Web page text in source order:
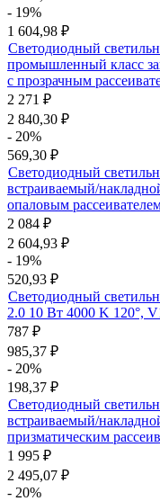
- 19%
1 604,98 ₽
Светодиодный
промышленный класс
с прозрачным
2 271 ₽
2 840,30 ₽
- 20%
569,30 ₽
Светодиодный
встраиваемый/
опаловым
2 084 ₽
2 604,93 ₽
- 19%
520,93 ₽
Светодиодный
2.0 10 Вт 4000 K 120°,
787 ₽
985,37 ₽
- 20%
198,37 ₽
Светодиодный
встраиваемый/
призматическим
1 995 ₽
2 495,07 ₽
- 20%